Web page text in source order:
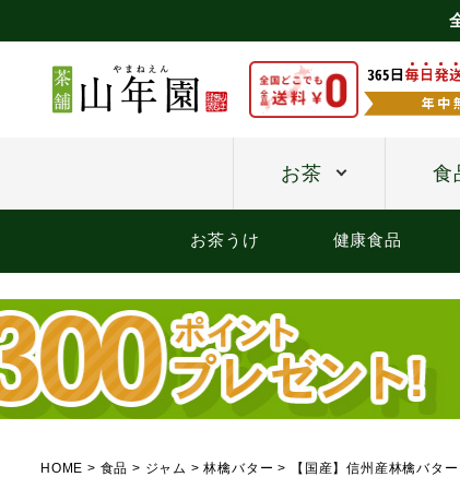
お茶 食
お茶うけ 健康食品
HOME 食品 ジャム 林檎バター 【国産】信州産林檎バタ